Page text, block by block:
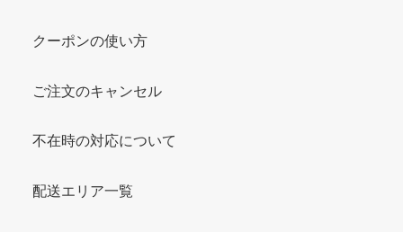
クーポンの使い方
ご注文のキャンセル
不在時の対応について
配送エリア一覧